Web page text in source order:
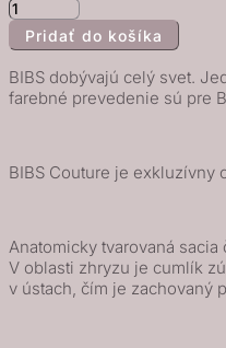
množstvo
BIBS
anatomické
prírodného
-
veľkosť
Pridať do košíka
BIBS dobývajú celý svet.
farebné prevedenie sú pre
BIBS Couture je exkluzívny
Anatomicky tvarovaná
V oblasti zhryzu je cumlík
v ústach, čím je zachovaný